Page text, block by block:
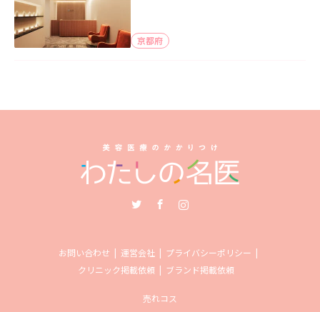
京都府
お問い合わせ 運営会社
プライバシーポリシー
クリニック掲載依頼
ブランド掲載依頼
売れコス